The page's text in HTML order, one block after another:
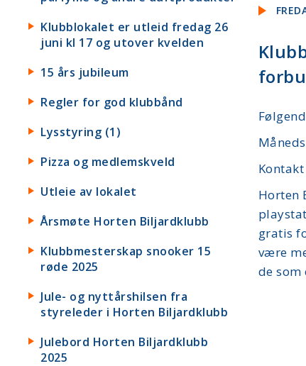
Klubblokalet er utleid fredag 26
juni kl 17 og utover kvelden
15 års jubileum
Regler for god klubbånd
Lysstyring (1)
Pizza og medlemskveld
Utleie av lokalet
Årsmøte Horten Biljardklubb
Klubbmesterskap snooker 15
røde 2025
Jule- og nyttårshilsen fra
styreleder i Horten Biljardklubb
Julebord Horten Biljardklubb
2025
Horten
gratis
være
de som